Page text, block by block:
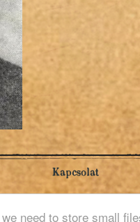
need to store small
Kapcsolat